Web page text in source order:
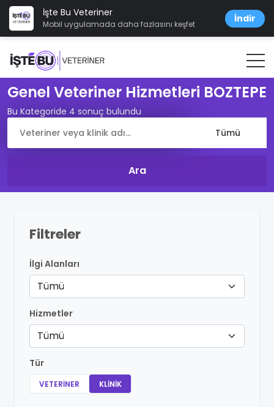
İşte Bu Veteriner
Mobil uygulamada daha fazlasını keşfet İndir
Genel Veteriner Hizmetleri BOZTEPE
Bu Kategoride 4 sonuç bulundu
Filtreler
İlgi Alanları
Tümü
Hizmetler
Tümü
Tür
VETERINER KLINIK